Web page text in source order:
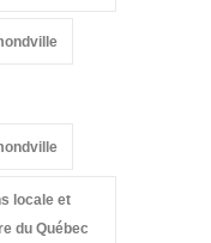
locale et
du Québec